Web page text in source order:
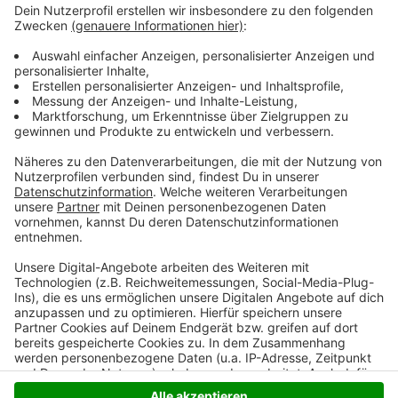
Anzeige
Smartphone und Wikipedia haben die meisten von uns
in der Hosentasche. Immerhin gibt es fast 3 Millionen
deutsche Wikipedia-Artikel. Und unser Moderator
Hendrik Frost dachte sich: 'Es wird Zeit, dass sich das
alles mal jemand durchliest!'
Anzeige
Anzeige